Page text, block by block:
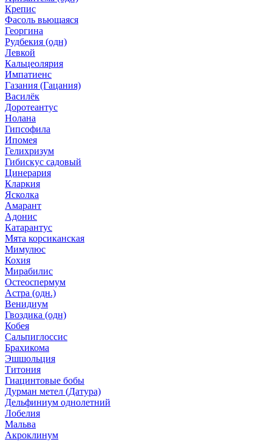
Крепис
Фасоль вьющаяся
Георгина
Рудбекия (одн)
Левкой
Кальцеолярия
Импатиенс
Газания (Гацания)
Василёк
Доротеантус
Нолана
Гипсофила
Ипомея
Гелихризум
Гибискус садовый
Цинерария
Кларкия
Ясколка
Амарант
Адонис
Катарантус
Мята корсиканская
Мимулюс
Кохия
Мирабилис
Остеоспермум
Астра (одн.)
Венидиум
Гвоздика (одн)
Кобея
Сальпиглоссис
Брахикома
Эшшольция
Титония
Гиацинтовые бобы
Дурман метел (Датура)
Дельфиниум однолетний
Лобелия
Мальва
Акроклинум